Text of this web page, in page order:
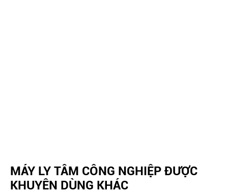
MÁY LY TÂM CÔNG NGHIỆP ĐƯỢC
KHUYÊN DÙNG KHÁC